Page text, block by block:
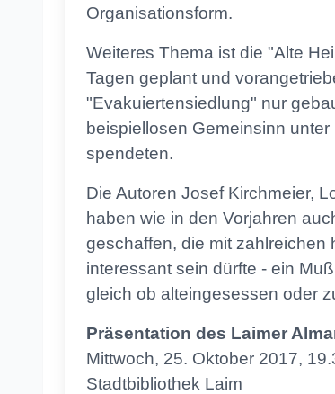
Organisationsform.
Weiteres Thema ist die "Alte
Tagen geplant und
"Evakuiertensiedlung" nur
beispiellosen Gemeinsinn
spendeten.
Die Autoren Josef Kirchmeier,
haben wie in den Vorjahren
geschaffen, die mit zahlreichen
interessant sein dürfte - ein
gleich ob alteingesessen oder
Präsentation des Laimer
Mittwoch, 25. Oktober 2017,
Stadtbibliothek Laim